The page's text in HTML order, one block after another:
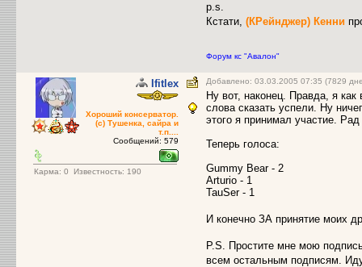
p.s.
Кстати, (КРейнджер) Кенни
Форум кс "Авалон"
Ifitlex
Хороший консерватор.
(с) Тушенка, сайра и
т.п....
Сообщений: 579
Карма: 0 Известность: 190
Добавлено: 03.03.2005 07:35 (7829
Ну вот, наконец. Правда, я
слова сказать успели. Ну
этого я принимал участие.
Теперь голоса:
Gummy Bear - 2
Arturio - 1
TauSer - 1
И конечно ЗА принятие моих
P.S. Простите мне мою
всем остальным подписям.